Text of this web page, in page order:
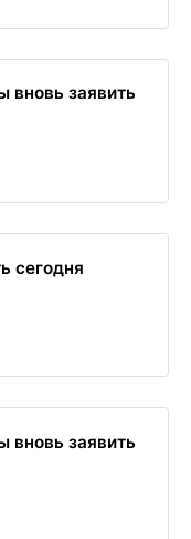
вновь заявить
сегодня
вновь заявить